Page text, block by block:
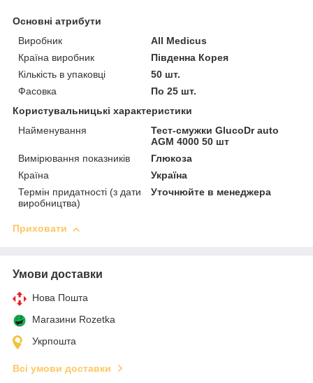
Основні атрибути
Виробник
All Medicus
Країна виробник
Південна Корея
Кількість в упаковці
50 шт.
Фасовка
По 25 шт.
Користувальницькі характеристики
Найменування
Тест-смужки GlucoDr auto
AGM 4000 50 шт
Вимірювання показників
Глюкоза
Країна
Україна
Термін придатності (з дати
виробництва)
Уточнюйте в менеджера
Приховати
Умови доставки
Нова Пошта
Магазини Rozetka
Укрпошта
Всі умови доставки